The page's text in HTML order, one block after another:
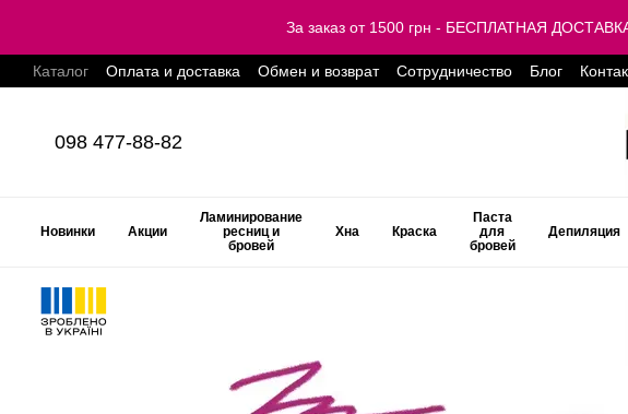
За заказ от 1500 грн - БЕСПЛАТНАЯ
Каталог Оплата и доставка Обмен и возврат Сотрудничество Блог
098 477-88-82
Новинки Акции
Ламинирование
ресниц и
бровей
Хна Краска
Паста
для
бровей
Депиляция